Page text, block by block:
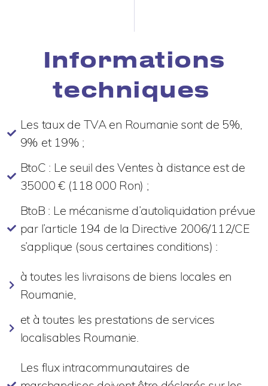
Informations
techniques ​
Les taux de TVA en Roumanie sont de 5%,
9% et 19% ;
BtoC : Le seuil des Ventes à distance est de
35000 € (118 000 Ron) ;
BtoB : Le mécanisme d’autoliquidation prévue
par l’article 194 de la Directive 2006/112/CE
s’applique (sous certaines conditions) :
à toutes les livraisons de biens locales en
Roumanie,
et à toutes les prestations de services
localisables Roumanie.
Les flux intracommunautaires de